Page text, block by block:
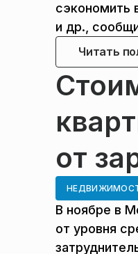
сэкономить
и др.,
Читать
от
В ноябре в
от уровня